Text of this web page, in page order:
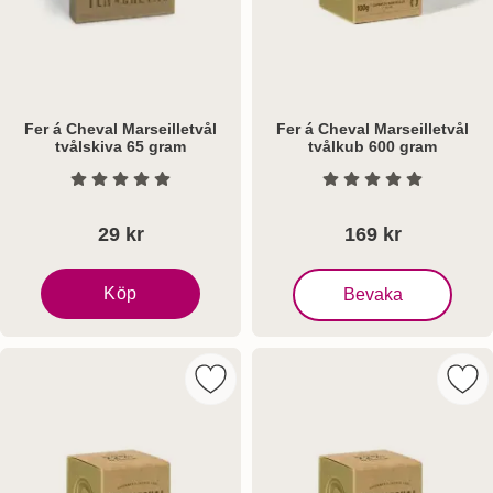
Fer á Cheval Marseilletvål
tvålskiva 65 gram
Art. nr 8335 Betyg: 0 Stjärnor av 5
29 kr
Köp
Fer á Cheval Marseilletvål tvålskiva 65 gram
Fer á Cheval Marseilletvål
tvålkub 600 gram
Art. nr 8334 Betyg: 0 Stjärnor
169 kr
Bevaka
, Fer á Cheval
Markera fer á Cheval Marseilletvål